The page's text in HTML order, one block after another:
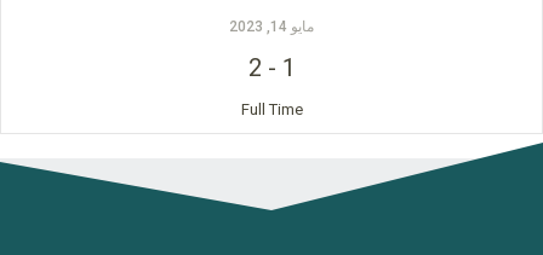
مايو 14, 2023
1
-
2
Full Time